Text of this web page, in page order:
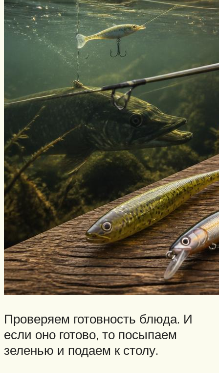
Проверяем готовность блюда. И
если оно готово, то посыпаем
зеленью и подаем к столу.